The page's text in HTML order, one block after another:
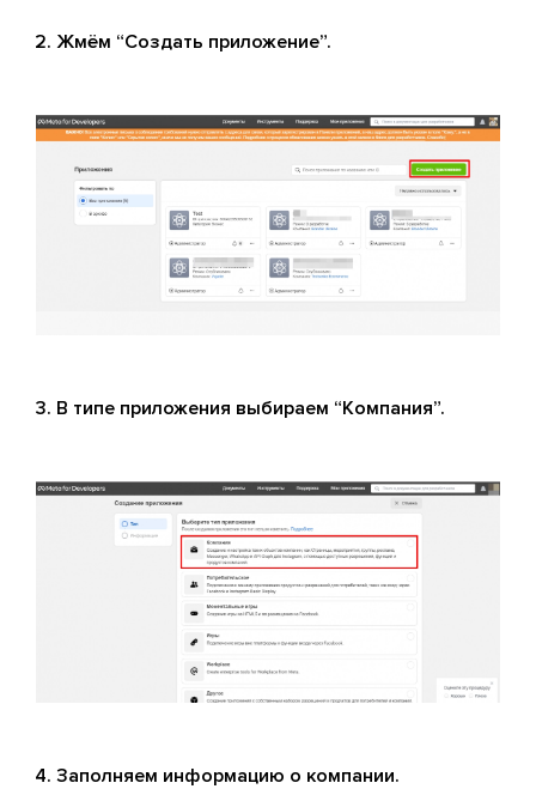
Жмём “Создать приложение”.
В типе приложения выбираем “Компания”.
Заполняем информацию о компании.